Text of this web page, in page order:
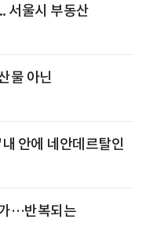
서울시 부동산
물 아닌
안에 네안데르탈인
…반복되는